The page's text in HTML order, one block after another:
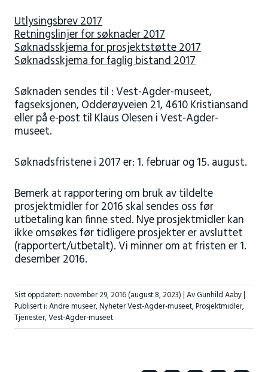
Utlysingsbrev 2017
Retningslinjer for søknader 2017
Søknadsskjema for prosjektstøtte 2017
Søknadsskjema for faglig bistand 2017
Søknaden sendes til : Vest-Agder-museet,
fagseksjonen, Odderøyveien 21, 4610 Kristiansand
eller på e-post til Klaus Olesen i Vest-Agder-
museet.
Søknadsfristene i 2017 er: 1. februar og 15. august.
Bemerk at rapportering om bruk av tildelte
prosjektmidler for 2016 skal sendes oss før
utbetaling kan finne sted. Nye prosjektmidler kan
ikke omsøkes før tidligere prosjekter er avsluttet
(rapportert/utbetalt). Vi minner om at fristen er 1.
desember 2016.
Sist oppdatert:november 29, 2016(august 8, 2023)| Av Gunhild Aaby |
Publisert i:Andre museer,Nyheter Vest-Agder-museet,Prosjektmidler,
Tjenester,Vest-Agder-museet